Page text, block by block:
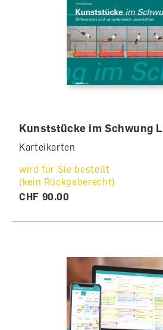
Kunststücke im Schwung
Karteikarten
wird für Sie bestellt
(kein Rückgaberecht)
CHF 90.00